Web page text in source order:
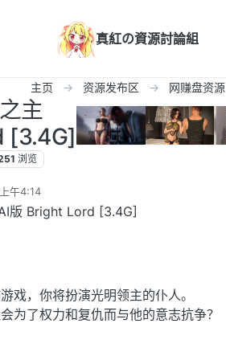
真紅の資源討論組
主页 资源发布区 网赚盘资源
主
[3.4G]
浏览
午4:14
版 Bright Lord [3.4G]
戏，你将扮演光明领主的仆人。
为了权力和复仇而与他的意志抗争？